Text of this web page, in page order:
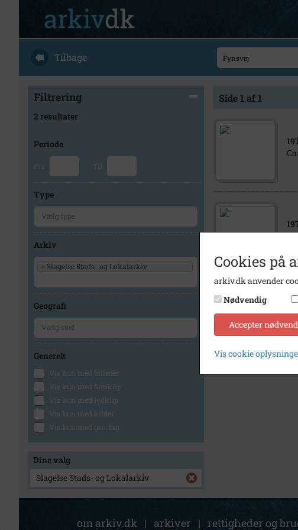
Tilbage
Filtrering
2 resultater
Periode
Fra Til
Type
Arkiv
× Slagelse Stads- og Lokalarkiv
Geografi
Generelt
Vis kun med billeder
Vis kun med filmklip
Vis kun med lydklip
Vis kun med kilder
Vis kun med geo-tag
Dine valg
Slagelse Stads- og Lokalarkiv
Side 1 af 1
1
om arkiv.dk | arkiver | rettigheder og
Cookies på
arkiv.dk anvender
Nødvendig
Accepter
Vis cookie